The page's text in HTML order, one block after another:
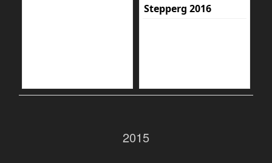
Stepperg 2016
2015